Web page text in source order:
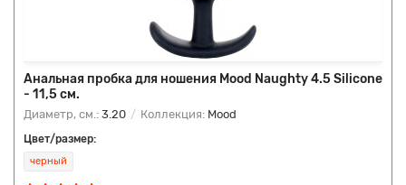
Анальная пробка для ношения Mood Naughty 4.5 Silicone
- 11,5 см.
Диаметр, см.: 3.20 Коллекция: Mood
Цвет/размер:
черный